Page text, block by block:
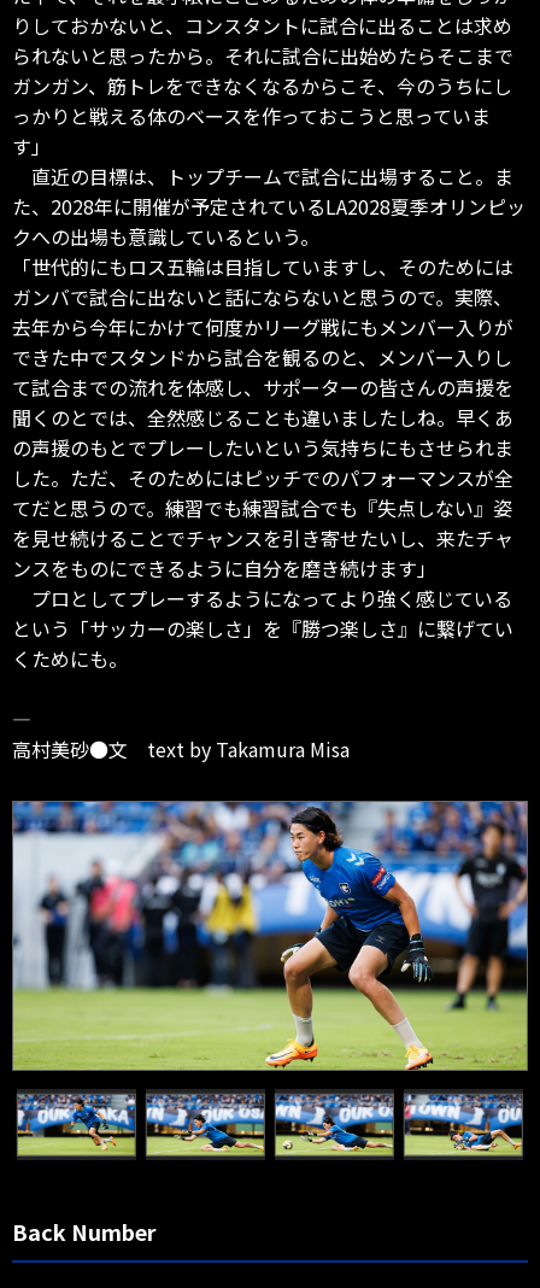
りしておかないと、コンスタントに試合に出ることは求め
られないと思ったから。それに試合に出始めたらそこまで
ガンガン、筋トレをできなくなるからこそ、今のうちにし
っかりと戦える体のベースを作っておこうと思っていま
す」
直近の目標は、トップチームで試合に出場すること。ま
た、2028年に開催が予定されているLA2028夏季オリンピッ
クへの出場も意識しているという。
「世代的にもロス五輪は目指していますし、そのためには
ガンバで試合に出ないと話にならないと思うので。実際、
去年から今年にかけて何度かリーグ戦にもメンバー入りが
できた中でスタンドから試合を観るのと、メンバー入りし
て試合までの流れを体感し、サポーターの皆さんの声援を
聞くのとでは、全然感じることも違いましたしね。早くあ
の声援のもとでプレーしたいという気持ちにもさせられま
した。ただ、そのためにはピッチでのパフォーマンスが全
てだと思うので。練習でも練習試合でも『失点しない』姿
を見せ続けることでチャンスを引き寄せたいし、来たチャ
ンスをものにできるように自分を磨き続けます」
プロとしてプレーするようになってより強く感じている
という「サッカーの楽しさ」を『勝つ楽しさ』に繋げてい
くためにも。
―
高村美砂●文 text by Takamura Misa
Back Number